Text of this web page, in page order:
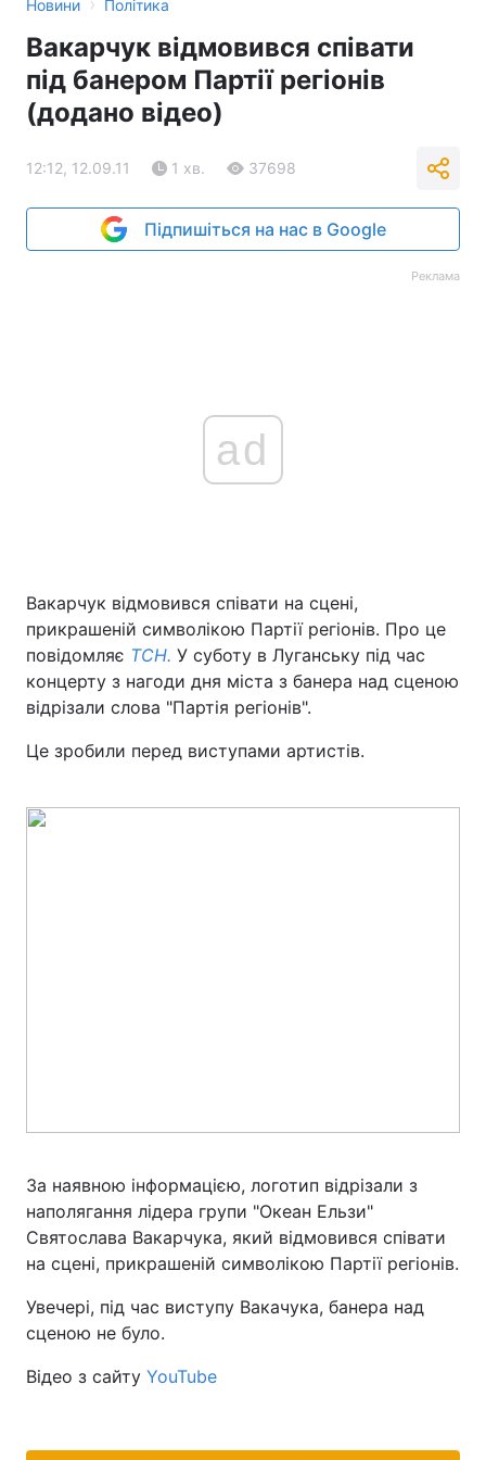
Новини Політика
Вакарчук відмовився співати
під банером Партії регіонів
(додано відео)
12:12, 12.09.11 1 хв. 37698
Підпишіться на нас в Google
Реклама
ad
Вакарчук відмовився співати на сцені,
прикрашеній символікою Партії регіонів. Про це
повідомляє ТСН. У суботу в Луганську під час
концерту з нагоди дня міста з банера над сценою
відрізали слова "Партія регіонів".
Це зробили перед виступами артистів.
За наявною інформацією, логотип відрізали з
наполягання лідера групи "Океан Ельзи"
Святослава Вакарчука, який відмовився співати
на сцені, прикрашеній символікою Партії регіонів.
Увечері, під час виступу Вакачука, банера над
сценою не було.
Відео з сайту YouTube